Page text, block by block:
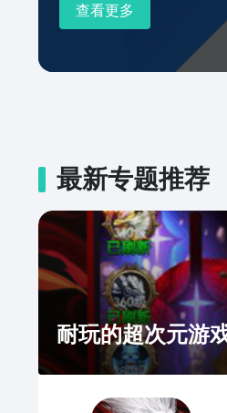
公
等
查看更多
最新专题推荐
耐玩的超次元游